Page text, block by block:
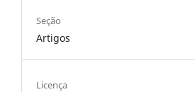
Seção
Artigos
Licença